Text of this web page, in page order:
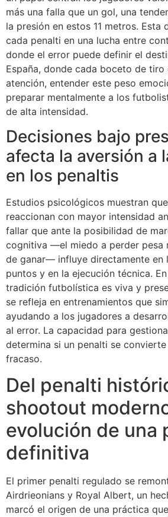
más una falla que un gol, una
la presión en estos 11 metros. Esta
cada penalti en una lucha entre
donde el error puede definir el
España, donde cada boceto de
atención, entender este peso
preparar mentalmente a los
de alta intensidad.
Decisiones bajo
afecta la aversión a
en los penaltis
Estudios psicológicos muestran
reaccionan con mayor intensidad
fallar que ante la posibilidad de
cognitiva —el miedo a perder pesa
de ganar— influye directamente en
puntos y en la ejecución técnica.
tradición futbolística es viva y
se refleja en entrenamientos que
ayudando a los jugadores a
al error. La capacidad para
determina si un penalti se
fracaso.
Del penalti
shootout
evolución de una
definitiva
El primer penalti regulado se
Airdrieonians y Royal Albert, un
marcó el origen de una práctica